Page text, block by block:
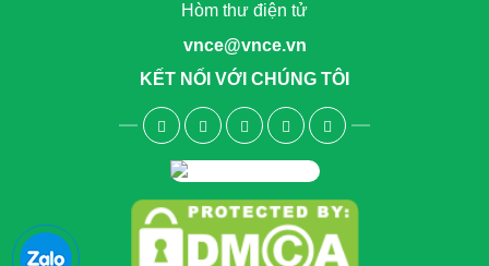
Hòm thư điện tử
vnce@vnce.vn
KẾT NỐI VỚI CHÚNG TÔI